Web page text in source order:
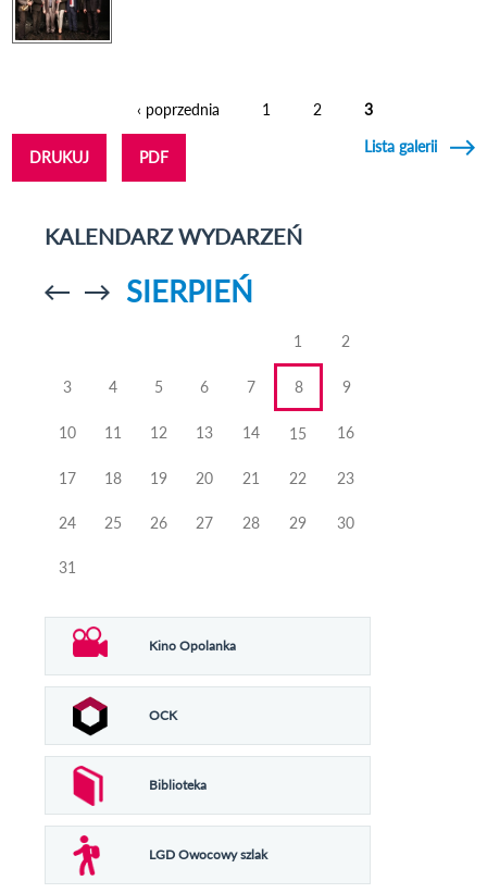
Strony
‹ poprzednia 1 2 3
DRUKUJ PDF
Lista galerii
KALENDARZ WYDARZEŃ
Przejdź doPrzejdź do
SIERPIEŃ
1 2
3 4 5 6 7 8 9
10 11 12 13 14 15 16
17 18 19 20 21 22 23
24 25 26 27 28 29 30
31
Kino Opolanka
OCK
Biblioteka
LGD Owocowy szlak